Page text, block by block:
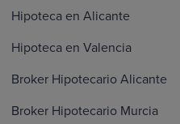
Hipoteca en Alicante
Hipoteca en Valencia
Broker Hipotecario Alicante
Broker Hipotecario Murcia